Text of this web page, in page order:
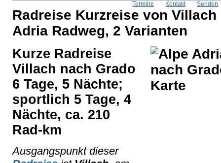
Termine Kontakt Senden
Radreise Kurzreise von
Adria Radweg, 2 Varianten
Kurze Radreise
Villach nach Grado
6 Tage, 5 Nächte;
sportlich 5 Tage, 4
Nächte, ca. 210
Rad-km
Ausgangspunkt dieser